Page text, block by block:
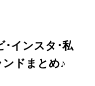
･インスタ･私
ドまとめ♪